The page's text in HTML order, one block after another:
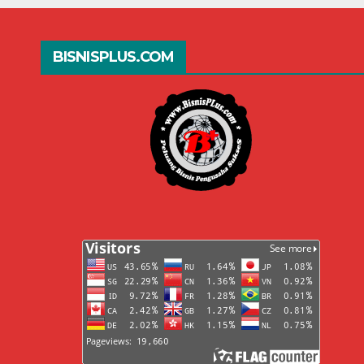
Keuntungannya
BISNISPLUS.COM